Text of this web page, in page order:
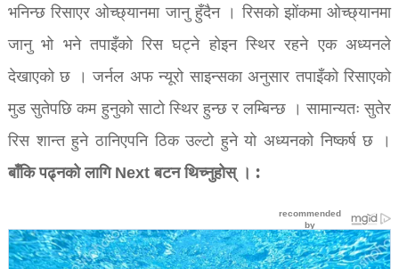
भनिन्छ रिसाएर ओच्छ्यानमा जानु हुँदैन । रिसको झोंकमा ओच्छ्यानमा
जानु भो भने तपाइँको रिस घट्ने होइन स्थिर रहने एक अध्यनले
देखाएको छ । जर्नल अफ न्यूरो साइन्सका अनुसार तपाइँको रिसाएको
मुड सुतेपछि कम हुनुको साटो स्थिर हुन्छ र लम्बिन्छ । सामान्यतः सुतेर
रिस शान्त हुने ठानिएपनि ठिक उल्टो हुने यो अध्यनको निष्कर्ष छ ।
बाँकि पढ्नको लागि Next बटन थिच्नुहोस् । :